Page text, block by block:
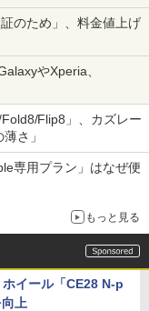
のため」、料金値上げ
やXperia、
Flip8」、カズレー
さ」
専用プラン」はなぜ便
もっと見る
イール「CE28 N-p
上